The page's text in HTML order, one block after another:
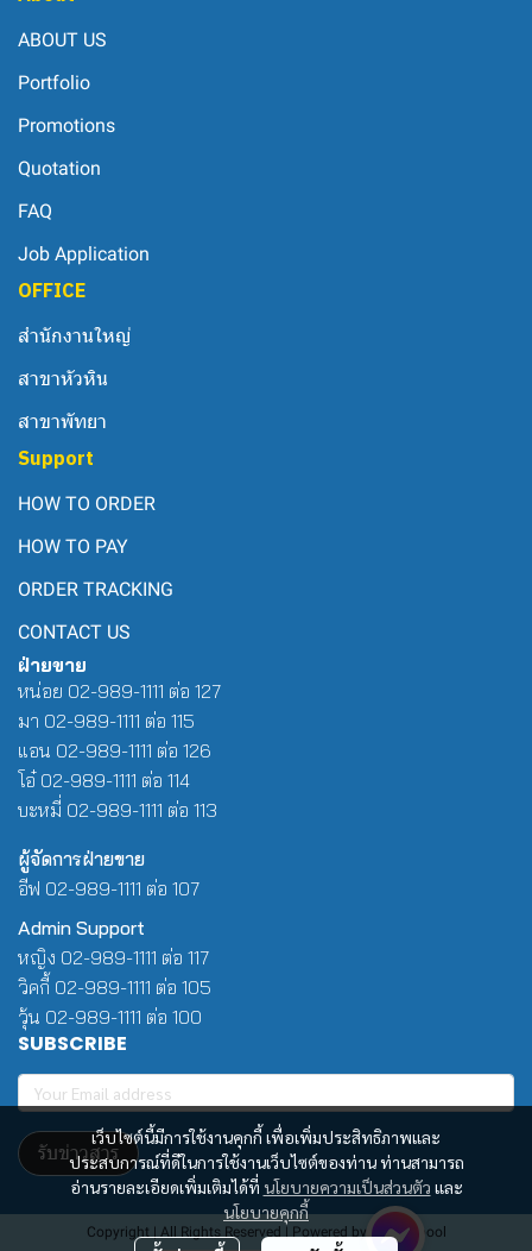
เว็บไซต์นี้มีการใช้งานคุกกี้ เพื่อเพิ่มประสิทธิภาพและ
ประสบการณ์ที่ดีในการใช้งานเว็บไซต์ของท่าน ท่านสามารถ
อ่านรายละเอียดเพิ่มเติมได้ที่ นโยบายความเป็นส่วนตัว และ
นโยบายคุกกี้
ABOUT US
Portfolio
Promotions
Quotation
FAQ
Job Application
OFFICE
สำนักงานใหญ่
สาขาหัวหิน
สาขาพัทยา
Support
HOW TO ORDER
HOW TO PAY
ORDER TRACKING
CONTACT US
ฝ่ายขาย
หน่อย 02-989-1111 ต่อ 127
มา 02-989-1111 ต่อ 115
แอน 02-989-1111 ต่อ 126
โอ๋ 02-989-1111 ต่อ 114
บะหมี่ 02-989-1111 ต่อ 113
ผู้จัดการฝ่ายขาย
อีฟ 02-989-1111 ต่อ 107
Admin Support
หญิง 02-989-1111 ต่อ 117
วิคกี้ 02-989-1111 ต่อ 105
วุ้น 02-989-1111 ต่อ 100
SUBSCRIBE
รับข่าวสาร
Copyright | All Rights Reserved | Powered by Winwinpool